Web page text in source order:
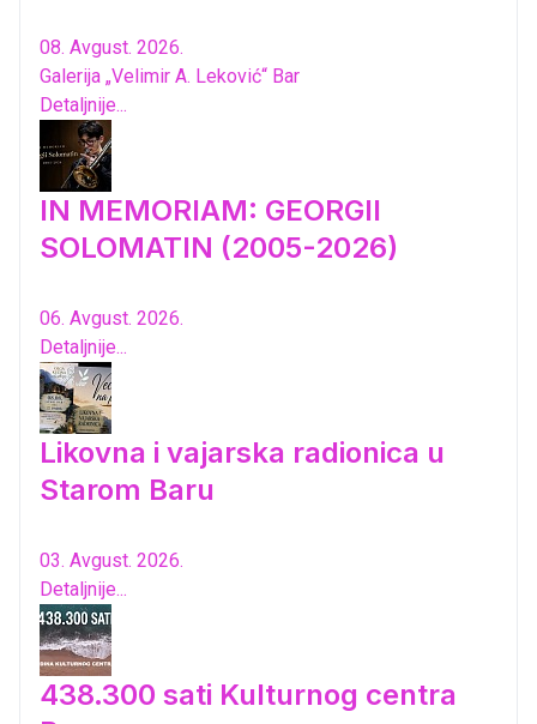
08. Avgust. 2026.
Galerija „Velimir A. Leković“ Bar
Detaljnije...
IN MEMORIAM: GEORGII
SOLOMATIN (2005-2026)
06. Avgust. 2026.
Detaljnije...
Likovna i vajarska radionica u
Starom Baru
03. Avgust. 2026.
Detaljnije...
438.300 sati Kulturnog centra